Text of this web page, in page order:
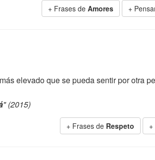
+ Frases de Amores +
elevado que se pueda sentir por otra
" (2015)
+ Frases de Respeto